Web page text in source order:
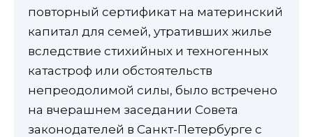
повторный сертификат на материнский
капитал для семей, утративших жилье
вследствие стихийных и техногенных
катастроф или обстоятельств
непреодолимой силы, было встречено
на вчерашнем заседании Совета
законодателей в Санкт-Петербурге с